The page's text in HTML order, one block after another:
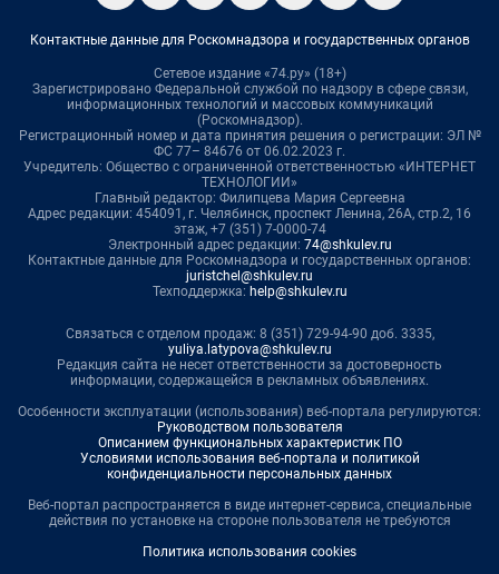
Контактные данные для Роскомнадзора и государственных органов
Сетевое издание «74.ру» (18+)
Зарегистрировано Федеральной службой по надзору в сфере связи,
информационных технологий и массовых коммуникаций
(Роскомнадзор).
Регистрационный номер и дата принятия решения о регистрации: ЭЛ №
ФС 77– 84676 от 06.02.2023 г.
Учредитель: Общество с ограниченной ответственностью «ИНТЕРНЕТ
ТЕХНОЛОГИИ»
Главный редактор: Филипцева Мария Сергеевна
Адрес редакции: 454091, г. Челябинск, проспект Ленина, 26А, стр.2, 16
этаж, +7 (351) 7-0000-74
Электронный адрес редакции: 74@shkulev.ru
Контактные данные для Роскомнадзора и государственных органов:
juristchel@shkulev.ru
Техподдержка: help@shkulev.ru
Связаться с отделом продаж: 8 (351) 729-94-90 доб. 3335,
yuliya.latypova@shkulev.ru
Редакция сайта не несет ответственности за достоверность
информации, содержащейся в рекламных объявлениях.
Особенности эксплуатации (использования) веб-портала регулируются:
Руководством пользователя
Описанием функциональных характеристик ПО
Условиями использования веб-портала и политикой
конфиденциальности персональных данных
Веб-портал распространяется в виде интернет-сервиса, специальные
действия по установке на стороне пользователя не требуются
Политика использования cookies